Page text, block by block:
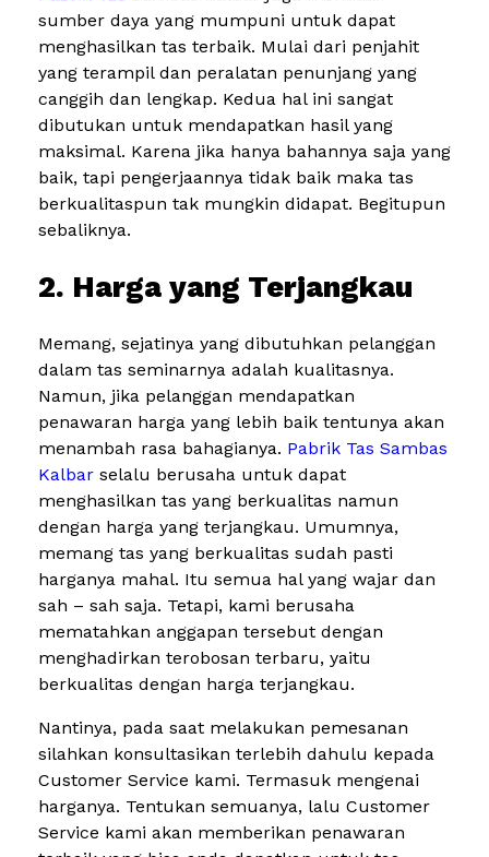
sumber daya yang mumpuni untuk dapat
menghasilkan tas terbaik. Mulai dari penjahit
yang terampil dan peralatan penunjang yang
canggih dan lengkap. Kedua hal ini sangat
dibutukan untuk mendapatkan hasil yang
maksimal. Karena jika hanya bahannya saja yang
baik, tapi pengerjaannya tidak baik maka tas
berkualitaspun tak mungkin didapat. Begitupun
sebaliknya.
2. Harga yang Terjangkau
Memang, sejatinya yang dibutuhkan pelanggan
dalam tas seminarnya adalah kualitasnya.
Namun, jika pelanggan mendapatkan
penawaran harga yang lebih baik tentunya akan
menambah rasa bahagianya. Pabrik Tas Sambas
Kalbar selalu berusaha untuk dapat
menghasilkan tas yang berkualitas namun
dengan harga yang terjangkau. Umumnya,
memang tas yang berkualitas sudah pasti
harganya mahal. Itu semua hal yang wajar dan
sah – sah saja. Tetapi, kami berusaha
mematahkan anggapan tersebut dengan
menghadirkan terobosan terbaru, yaitu
berkualitas dengan harga terjangkau.
Nantinya, pada saat melakukan pemesanan
silahkan konsultasikan terlebih dahulu kepada
Customer Service kami. Termasuk mengenai
harganya. Tentukan semuanya, lalu Customer
Service kami akan memberikan penawaran